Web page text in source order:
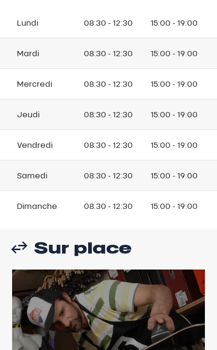
Lundi 08:30 - 12:30 15:00 - 19:00
Mardi 08:30 - 12:30 15:00 - 19:00
Mercredi 08:30 - 12:30 15:00 - 19:00
Jeudi 08:30 - 12:30 15:00 - 19:00
Vendredi 08:30 - 12:30 15:00 - 19:00
Samedi 08:30 - 12:30 15:00 - 19:00
Dimanche 08:30 - 12:30 15:00 - 19:00
Sur place